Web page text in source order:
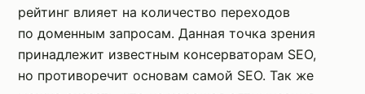
рейтинг влияет на количество переходов
по доменным запросам. Данная точка зрения
принадлежит известным консерваторам SEO,
но противоречит основам самой SEO. Так же